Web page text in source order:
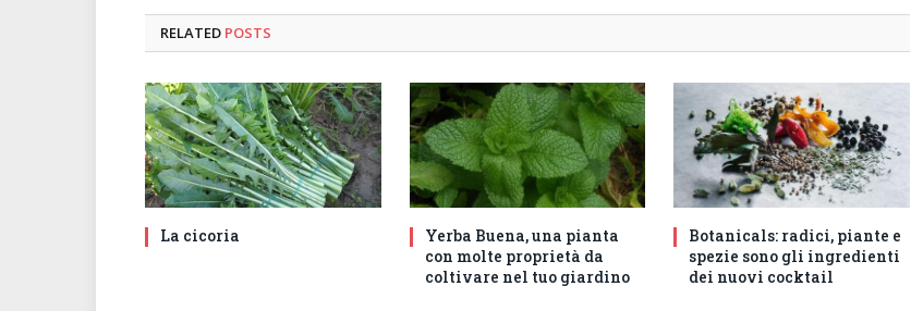
RELATED POSTS
La cicoria
Yerba Buena, una pianta
con molte proprietà da
coltivare nel tuo giardino
Botanicals: radici, piante e
spezie sono gli ingredienti
dei nuovi cocktail